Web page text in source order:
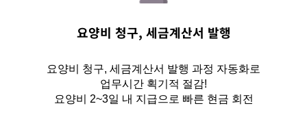
요양비 청구, 세금계산서 발행
요양비 청구, 세금계산서 발행 과정 자동화로
업무시간 획기적 절감!
요양비 2~3일 내 지급으로 빠른 현금 회전